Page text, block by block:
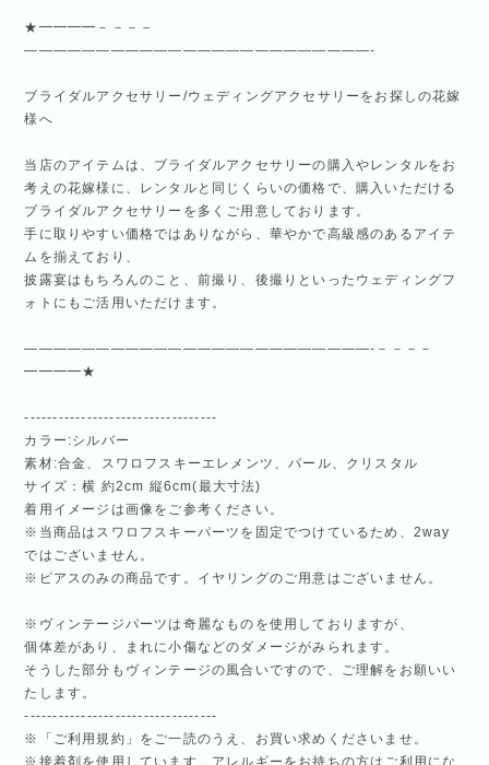
★━━━━－－－－
————————————————————————-
ブライダルアクセサリー/ウェディングアクセサリーをお探しの花嫁
様へ
当店のアイテムは、ブライダルアクセサリーの購入やレンタルをお
考えの花嫁様に、レンタルと同じくらいの価格で、購入いただける
ブライダルアクセサリーを多くご用意しております。
手に取りやすい価格ではありながら、華やかで高級感のあるアイテ
ムを揃えており、
披露宴はもちろんのこと、前撮り、後撮りといったウェディングフ
ォトにもご活用いただけます。
————————————————————————-－－－－
━━━━★
----------------------------------
カラー:シルバー
素材:合金、スワロフスキーエレメンツ、パール、クリスタル
サイズ：横 約2cm 縦6cm(最大寸法)
着用イメージは画像をご参考ください。
※当商品はスワロフスキーパーツを固定でつけているため、2way
ではございません。
※ピアスのみの商品です。イヤリングのご用意はございません。
※ヴィンテージパーツは奇麗なものを使用しておりますが、
個体差があり、まれに小傷などのダメージがみられます。
そうした部分もヴィンテージの風合いですので、ご理解をお願いい
たします。
----------------------------------
※「ご利用規約」をご一読のうえ、お買い求めくださいませ。
※接着剤を使用しています。アレルギーをお持ちの方はご利用にな